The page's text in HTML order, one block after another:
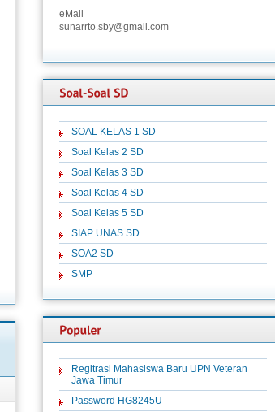
eMail
sunarrto.sby@gmail.com
SOAL KELAS 1 SD
Soal Kelas 2 SD
Soal Kelas 3 SD
Soal Kelas 4 SD
Soal Kelas 5 SD
SIAP UNAS SD
SOA2 SD
SMP
Regitrasi Mahasiswa Baru UPN Veteran
Jawa Timur
Password HG8245U